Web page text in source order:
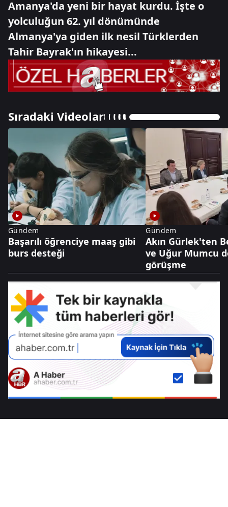
Amanya'da yeni bir hayat kurdu. İşte o
yolculuğun 62. yıl dönümünde
Almanya'ya giden ilk nesil Türklerden
Tahir Bayrak'ın hikayesi...
Sıradaki Videolar
Gündem
Başarılı öğrenciye maaş gibi
burs desteği
Gündem
Akın Gürlek'ten
ve Uğur Mumcu
görüşme